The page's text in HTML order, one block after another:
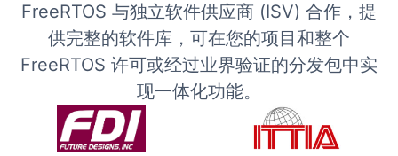
FreeRTOS 与独立软件供应商 (ISV) 合作，提
供完整的软件库，可在您的项目和整个
FreeRTOS 许可或经过业界验证的分发包中实
现一体化功能。